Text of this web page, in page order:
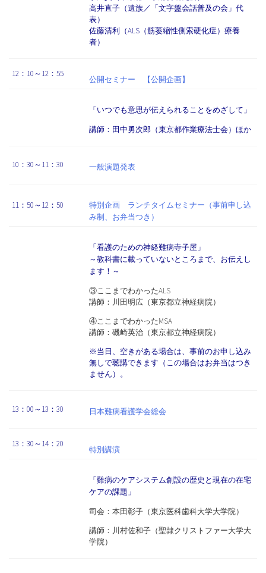
高井直子（遺族／「文字盤会話普及の会」代
表）
佐藤清利（ALS（筋萎縮性側索硬化症）療養
者）
12：10～12：55
公開セミナー 【公開企画】
「いつでも意思が伝えられることをめざして」
講師：田中勇次郎（東京都作業療法士会）ほか
10：30～11：30 一般演題発表
11：50～12：50
特別企画 ランチタイムセミナー（事前申し込
み制、お弁当つき）
「看護のための神経難病寺子屋」
～教科書に載っていないところまで、お伝えし
ます！～
③ここまでわかったALS
講師：川田明広（東京都立神経病院）
④ここまでわかったMSA
講師：磯崎英治（東京都立神経病院）
※当日、空きがある場合は、事前のお申し込み
無しで聴講できます（この場合はお弁当はつき
ません）。
13：00～13：30 日本難病看護学会総会
13：30～14：20
特別講演
「難病のケアシステム創設の歴史と現在の在宅
ケアの課題」
司会：本田彰子（東京医科歯科大学大学院）
講師：川村佐和子（聖隷クリストファー大学大
学院）